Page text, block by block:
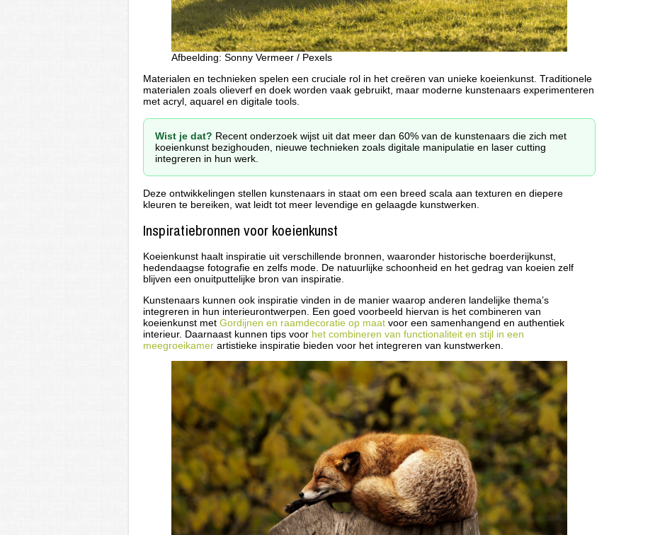
Afbeelding: Sonny Vermeer / Pexels
Materialen en technieken spelen een cruciale rol in het creëren van unieke koeienkunst. Traditionele
materialen zoals olieverf en doek worden vaak gebruikt, maar moderne kunstenaars experimenteren
met acryl, aquarel en digitale tools.
Wist je dat? Recent onderzoek wijst uit dat meer dan 60% van de kunstenaars die zich met
koeienkunst bezighouden, nieuwe technieken zoals digitale manipulatie en laser cutting
integreren in hun werk.
Deze ontwikkelingen stellen kunstenaars in staat om een breed scala aan texturen en diepere
kleuren te bereiken, wat leidt tot meer levendige en gelaagde kunstwerken.
Inspiratiebronnen voor koeienkunst
Koeienkunst haalt inspiratie uit verschillende bronnen, waaronder historische boerderijkunst,
hedendaagse fotografie en zelfs mode. De natuurlijke schoonheid en het gedrag van koeien zelf
blijven een onuitputtelijke bron van inspiratie.
Kunstenaars kunnen ook inspiratie vinden in de manier waarop anderen landelijke thema’s
integreren in hun interieurontwerpen. Een goed voorbeeld hiervan is het combineren van
koeienkunst met Gordijnen en raamdecoratie op maat voor een samenhangend en authentiek
interieur. Daarnaast kunnen tips voor het combineren van functionaliteit en stijl in een
meegroeikamer artistieke inspiratie bieden voor het integreren van kunstwerken.